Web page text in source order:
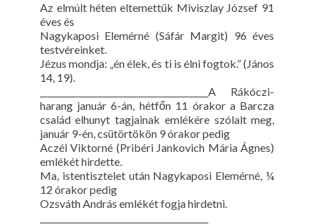
Az elmúlt héten eltemettük Miviszlay József 91
éves és
Nagykaposi Elemérné (Sáfár Margit) 96 éves
testvéreinket.
Jézus mondja: „én élek, és ti is élni fogtok.” (János
14, 19).
________________________________________A Rákóczi-
harang január 6-án, hétfőn 11 órakor a Barcza
család elhunyt tagjainak emlékére szólalt meg,
január 9-én, csütörtökön 9 órakor pedig
Aczél Viktorné (Pribéri Jankovich Mária Ágnes)
emlékét hirdette.
Ma, istentisztelet után Nagykaposi Elemérné, ¼
12 órakor pedig
Ozsváth András emlékét fogja hirdetni.